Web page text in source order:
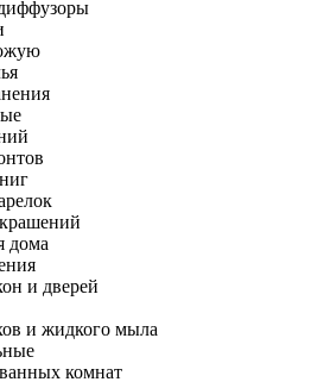
дома
и дверей
и жидкого мыла
комнат